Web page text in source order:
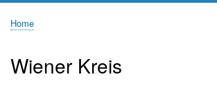
Home
Wiener Kreis